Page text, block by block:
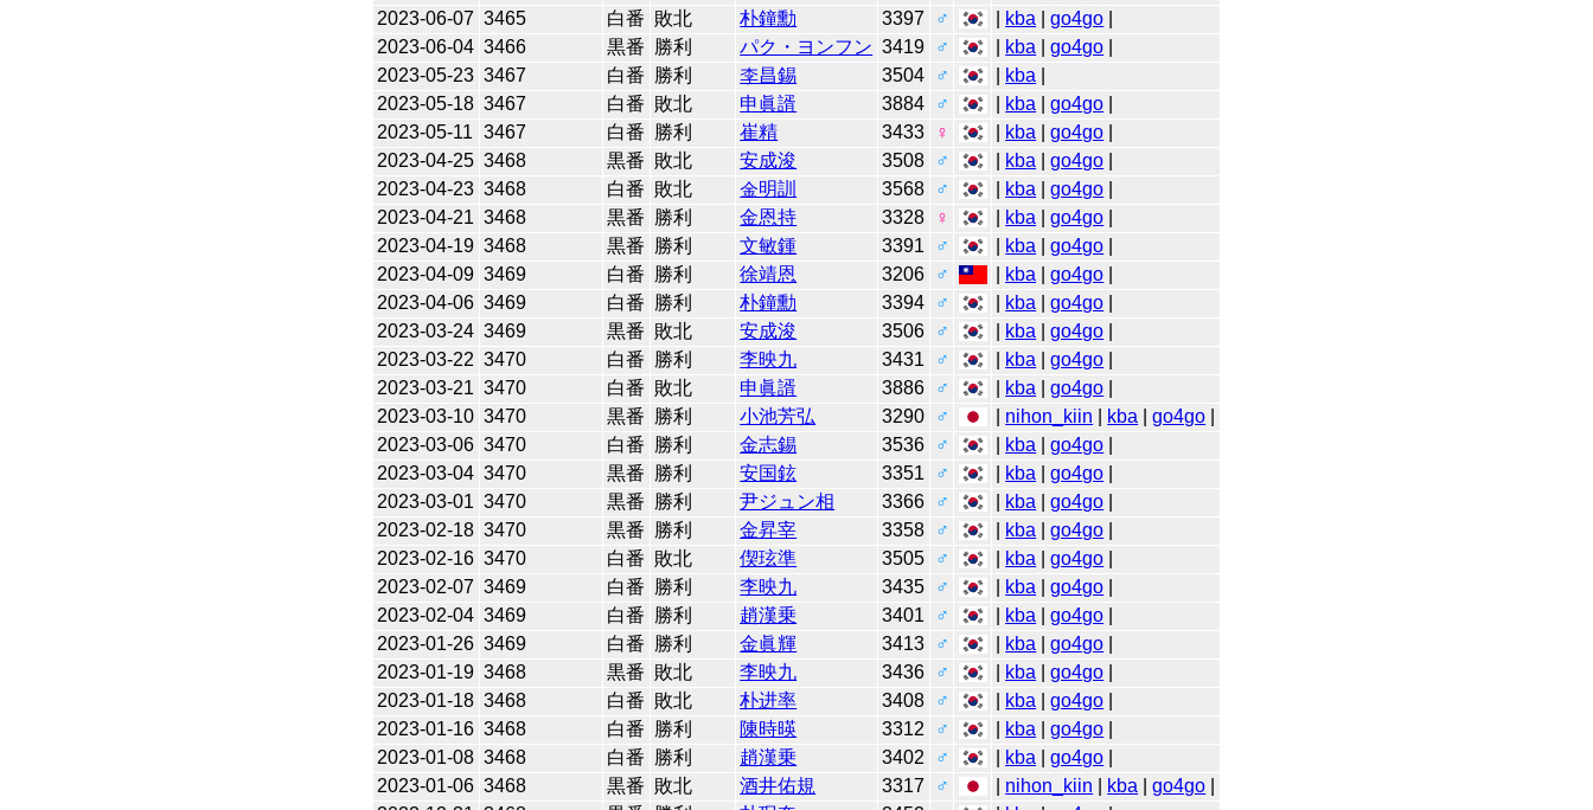
2023-06-07 3465 白番 敗北 朴鐘勳 3397 ♂ kba |go4go
2023-06-04 3466 黒番 勝利 パク・ヨンフン 3419 ♂ kba |go4go
2023-05-23 3467 白番 勝利 李昌錫 3504 ♂ kba
2023-05-18 3467 白番 敗北 申眞諝 3884 ♂ kba |go4go
2023-05-11 3467 白番 勝利 崔精 3433 ♀ kba |go4go
2023-04-25 3468 黒番 敗北 安成浚 3508 ♂ kba |go4go
2023-04-23 3468 白番 敗北 金明訓 3568 ♂ kba |go4go
2023-04-21 3468 黒番 勝利 金恩持 3328 ♀ kba |go4go
2023-04-19 3468 黒番 勝利 文敏鍾 3391 ♂ kba |go4go
2023-04-09 3469 白番 勝利 徐靖恩 3206 ♂ kba |go4go
2023-04-06 3469 白番 勝利 朴鐘勳 3394 ♂ kba |go4go
2023-03-24 3469 黒番 敗北 安成浚 3506 ♂ kba |go4go
2023-03-22 3470 白番 勝利 李映九 3431 ♂ kba |go4go
2023-03-21 3470 白番 敗北 申眞諝 3886 ♂ kba |go4go
2023-03-10 3470 黒番 勝利 小池芳弘 3290 ♂ nihon_kiin kba |go4go
2023-03-06 3470 白番 勝利 金志錫 3536 ♂ kba |go4go
2023-03-04 3470 黒番 勝利 安国鉉 3351 ♂ kba |go4go
2023-03-01 3470 黒番 勝利 尹ジュン相 3366 ♂ kba |go4go
2023-02-18 3470 黒番 勝利 金昇宰 3358 ♂ kba |go4go
2023-02-16 3470 白番 敗北 偰玹準 3505 ♂ kba |go4go
2023-02-07 3469 白番 勝利 李映九 3435 ♂ kba |go4go
2023-02-04 3469 白番 勝利 趙漢乗 3401 ♂ kba |go4go
2023-01-26 3469 白番 勝利 金眞輝 3413 ♂ kba |go4go
2023-01-19 3468 黒番 敗北 李映九 3436 ♂ kba |go4go
2023-01-18 3468 白番 敗北 朴进率 3408 ♂ kba |go4go
2023-01-16 3468 白番 勝利 陳時暎 3312 ♂ kba |go4go
2023-01-08 3468 白番 勝利 趙漢乗 3402 ♂ kba |go4go
2023-01-06 3468 黒番 敗北 酒井佑規 3317 ♂ nihon_kiin kba |go4go